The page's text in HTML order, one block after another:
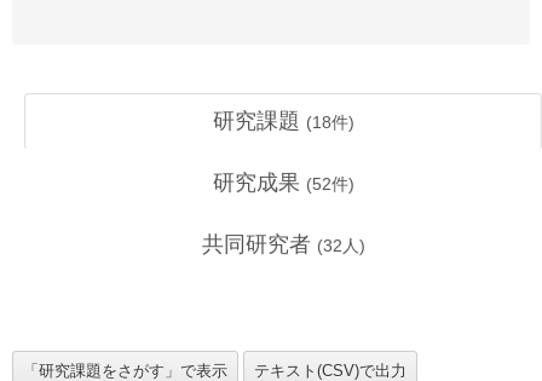
研究課題 (18件)
研究成果 (52件)
共同研究者 (32 人)